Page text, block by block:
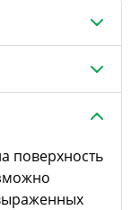
поверхность